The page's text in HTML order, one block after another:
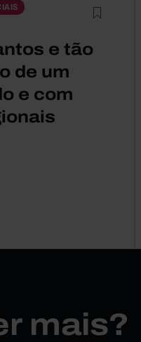
e tão
de um
e com
mais?